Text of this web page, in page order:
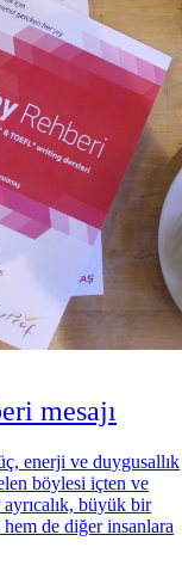
mesajı
enerji ve duygusallık
böylesi içten ve
büyük bir
de diğer insanlara